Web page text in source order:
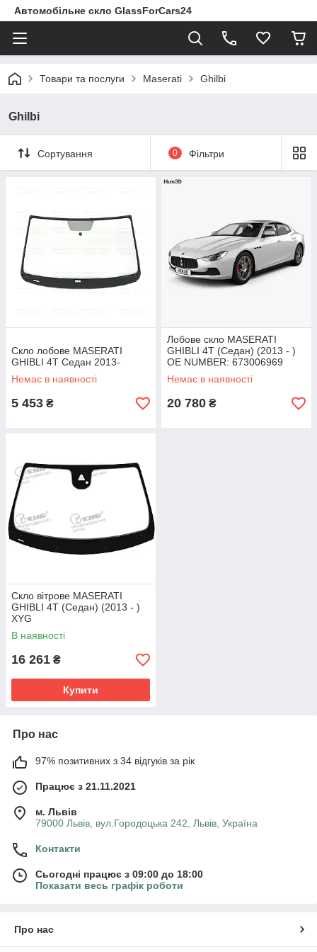
Автомобільне скло GlassForCars24
Товари та послуги Maserati Ghilbi
Ghilbi
Сортування 0 Фільтри
Cкло лобове MASERATI
GHIBLI 4T Седан 2013-
Немає в наявності
5 453 ₴
Лобове скло MASERATI
GHIBLI 4T (Седан) (2013 - )
OE NUMBER: 673006969
Немає в наявності
20 780 ₴
Скло вітрове MASERATI
GHIBLI 4T (Седан) (2013 - )
XYG
В наявності
16 261 ₴
Купити
Про нас
97% позитивних з 34 відгуків за рік
Працює з 21.11.2021
м. Львів
79000 Львів, вул.Городоцька 242, Львів, Україна
Контакти
Сьогодні працює з 09:00 до 18:00
Показати весь графік роботи
Про нас